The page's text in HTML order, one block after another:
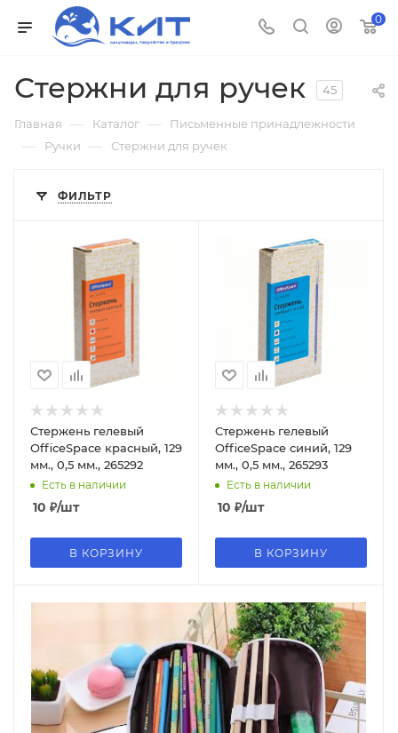
0
Стержни для ручек 45
Главная — Каталог — Письменные принадлежности
— Ручки — Стержни для ручек
ФИЛЬТР
Стержень гелевый
OfficeSpace красный, 129
мм., 0,5 мм., 265292
Есть в наличии
10 ₽/шт
В КОРЗИНУ
Стержень гелевый
OfficeSpace синий, 129
мм., 0,5 мм., 265293
Есть в наличии
10 ₽/шт
В КОРЗИНУ